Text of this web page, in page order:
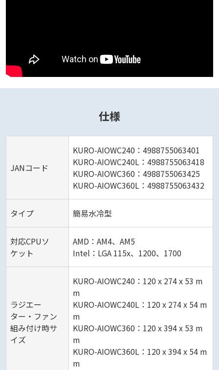
仕様
JANコード
KURO-AIOWC240：4988755063401
KURO-AIOWC240L：4988755063418
KURO-AIOWC360：4988755063425
KURO-AIOWC360L：4988755063432
タイプ 簡易水冷型
対応CPUソ
ケット
AMD：AM4、AM5
Intel：LGA 115x、1200、1700
ラジエー
ター・ファン
組み付け時サ
イズ
KURO-AIOWC240：120 x 274 x 53 m
m
KURO-AIOWC240L：120 x 274 x 54 m
m
KURO-AIOWC360：120 x 394 x 53 m
m
KURO-AIOWC360L：120 x 394 x 54 m
m